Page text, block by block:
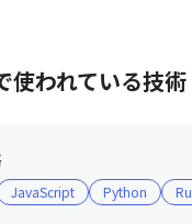
ンタメ業界出身など、
と異なるメンバーでも
えが浸透しています。
使われている技術
JavaScript Python